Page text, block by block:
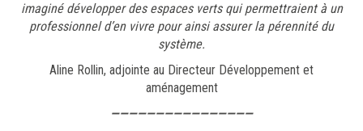
imaginé développer des espaces verts qui permettraient à un
professionnel d’en vivre pour ainsi assurer la pérennité du
système.
Aline Rollin, adjointe au Directeur Développement et
aménagement
————————————————